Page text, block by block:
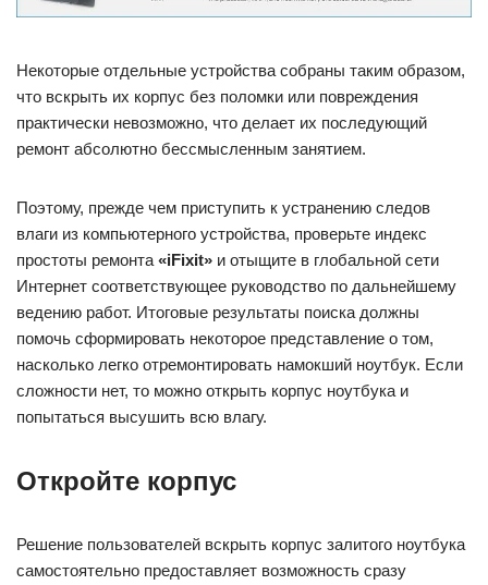
Некоторые отдельные устройства собраны таким образом,
что вскрыть их корпус без поломки или повреждения
практически невозможно, что делает их последующий
ремонт абсолютно бессмысленным занятием.
Поэтому, прежде чем приступить к устранению следов
влаги из компьютерного устройства, проверьте индекс
простоты ремонта «iFixit» и отыщите в глобальной сети
Интернет соответствующее руководство по дальнейшему
ведению работ. Итоговые результаты поиска должны
помочь сформировать некоторое представление о том,
насколько легко отремонтировать намокший ноутбук. Если
сложности нет, то можно открыть корпус ноутбука и
попытаться высушить всю влагу.
Откройте корпус
Решение пользователей вскрыть корпус залитого ноутбука
самостоятельно предоставляет возможность сразу